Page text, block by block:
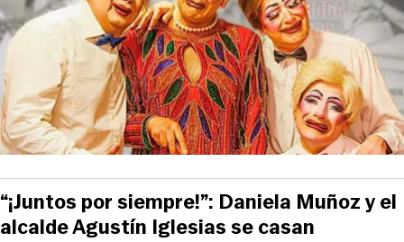
“¡Juntos por siempre!”: Daniela Muñoz y el
alcalde Agustín Iglesias se casan